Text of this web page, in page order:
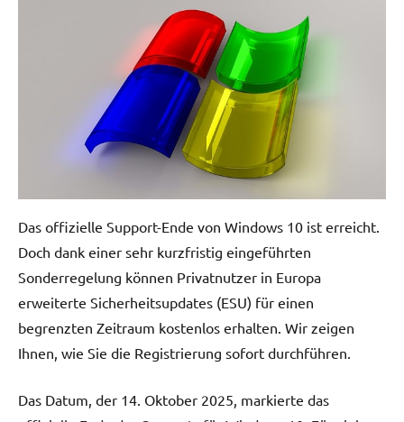
Das offizielle Support-Ende von Windows 10 ist erreicht.
Doch dank einer sehr kurzfristig eingeführten
Sonderregelung können Privatnutzer in Europa
erweiterte Sicherheitsupdates (ESU) für einen
begrenzten Zeitraum kostenlos erhalten. Wir zeigen
Ihnen, wie Sie die Registrierung sofort durchführen.
Das Datum, der 14. Oktober 2025, markierte das